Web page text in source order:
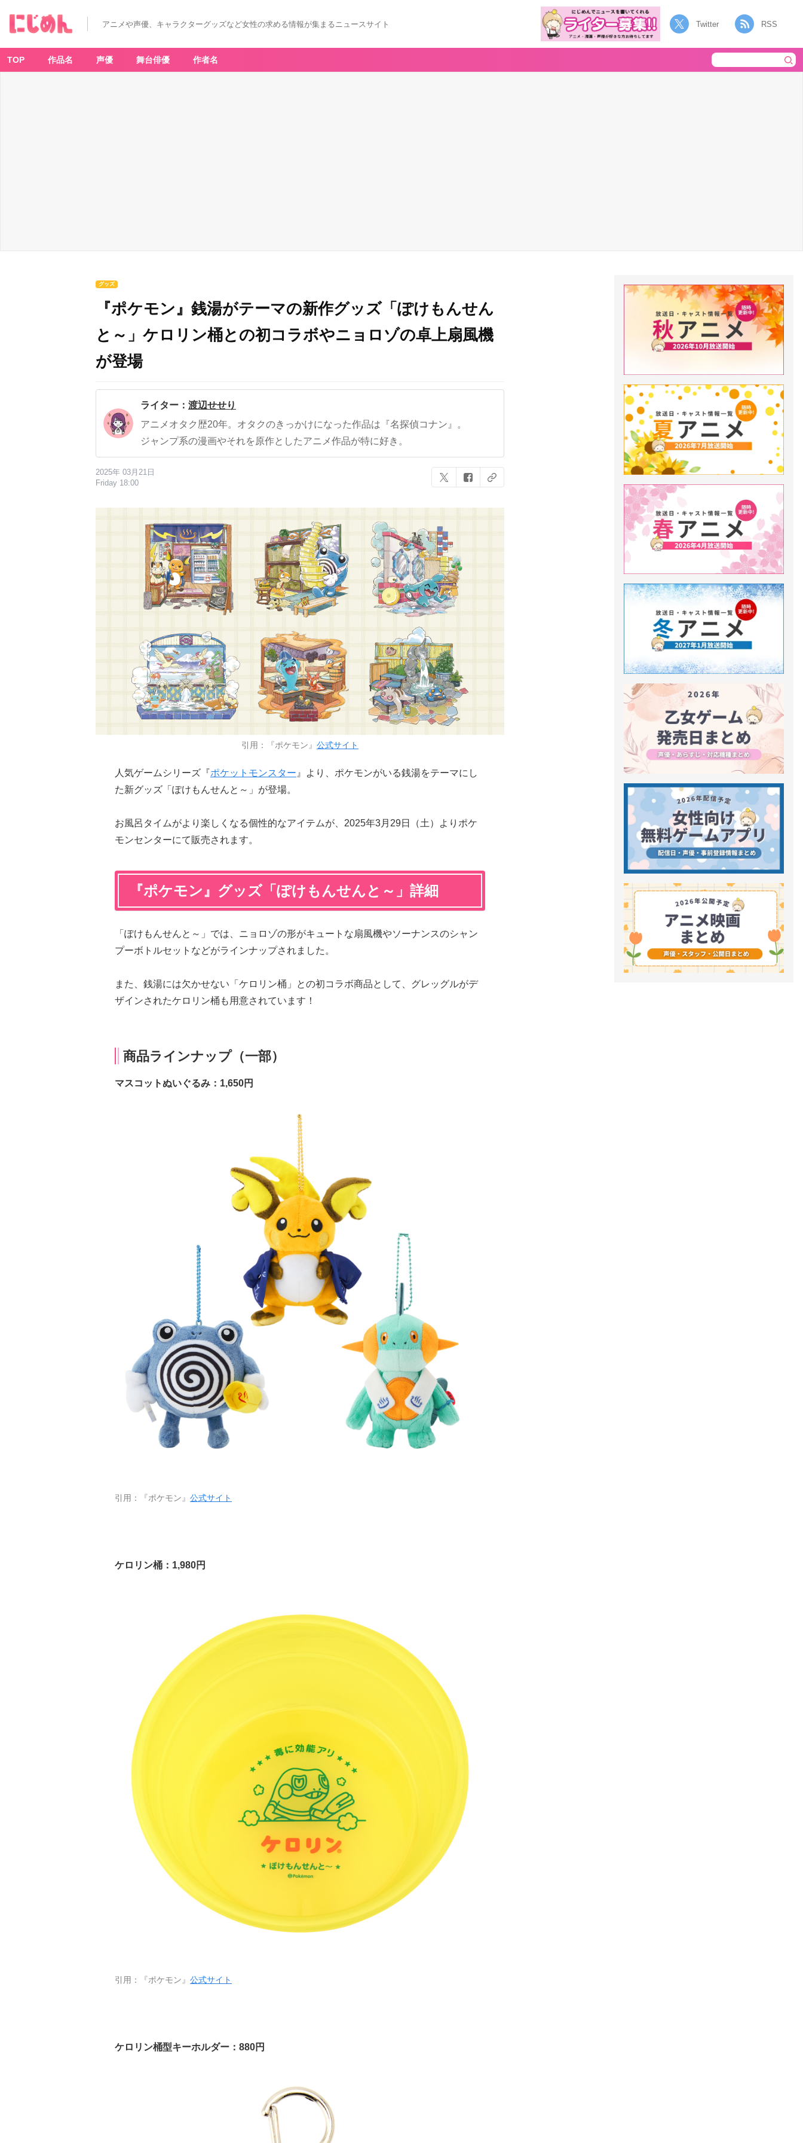
アニメや声優、キャラクターグッズなど女性の求める情報が集まるニュースサイト Twitter RSS
TOP 作品名 声優 舞台俳優 作者名
グッズ
『ポケモン』銭湯がテーマの新作グッズ「ぽけもんせん
と～」ケロリン桶との初コラボやニョロゾの卓上扇風機
が登場
ライター： 渡辺せせり
アニメオタク歴20年。オタクのきっかけになった作品は『名探偵コナン』。
ジャンプ系の漫画やそれを原作としたアニメ作品が特に好き。
2025年 03月21日
Friday 18:00
引用：『ポケモン』 公式サイト
人気ゲームシリーズ『ポケットモンスター 』より、ポケモンがいる銭湯をテーマにし
た新グッズ「ぽけもんせんと～」が登場。
お風呂タイムがより楽しくなる個性的なアイテムが、2025年3月29日（土）よりポケ
モンセンターにて販売されます。
『ポケモン』グッズ「ぽけもんせんと～」詳細
「ぽけもんせんと～」では、ニョロゾの形がキュートな扇風機やソーナンスのシャン
プーボトルセットなどがラインナップされました。
また、銭湯には欠かせない「ケロリン桶」との初コラボ商品として、グレッグルがデ
ザインされたケロリン桶も用意されています！
商品ラインナップ（一部）
マスコットぬいぐるみ：1,650円
引用：『ポケモン』 公式サイト
ケロリン桶：1,980円
引用：『ポケモン』 公式サイト
ケロリン桶型キーホルダー：880円